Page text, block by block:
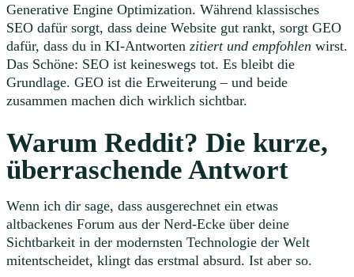
Generative Engine Optimization. Während klassisches
SEO dafür sorgt, dass deine Website gut rankt, sorgt GEO
dafür, dass du in KI-Antworten zitiert und empfohlen wirst.
Das Schöne: SEO ist keineswegs tot. Es bleibt die
Grundlage. GEO ist die Erweiterung – und beide
zusammen machen dich wirklich sichtbar.
Warum Reddit? Die kurze,
überraschende Antwort
Wenn ich dir sage, dass ausgerechnet ein etwas
altbackenes Forum aus der Nerd-Ecke über deine
Sichtbarkeit in der modernsten Technologie der Welt
mitentscheidet, klingt das erstmal absurd. Ist aber so.